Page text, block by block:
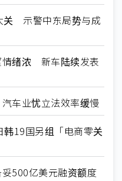
关 示警中东局势与成
情绪浓 新车陆续发表
车业忧立法效率缓慢
19国另组「电商零关
500亿美元融资额度